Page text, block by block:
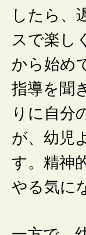
したら、
スで楽し
から始め
指導を聞
りに自分
が、幼児
す。精神
やる気に